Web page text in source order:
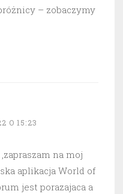
– zobaczymy
O 15:23
na moj
aplikacja World of
jest porazajaca a